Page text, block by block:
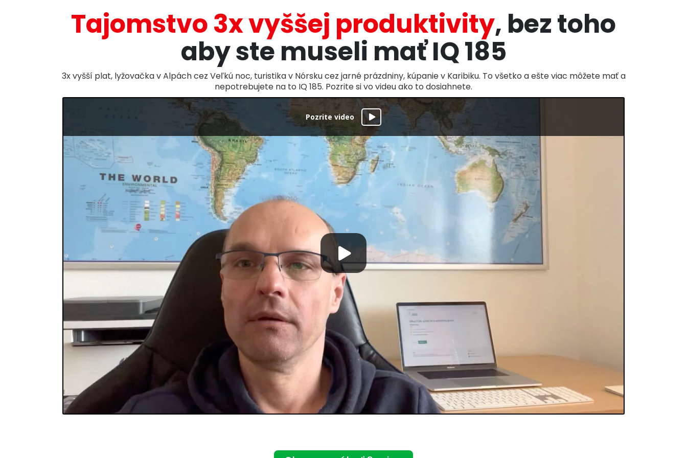
Tajomstvo 3x vyššej produktivity, bez toho
aby ste museli mať IQ 185
3x vyšší plat, lyžovačka v Alpách cez Veľkú noc, turistika v Nórsku cez jarné prázdniny, kúpanie v Karibiku. To všetko a ešte viac môžete mať a
nepotrebujete na to IQ 185. Pozrite si vo videu ako to dosiahnete.
Pozrite video